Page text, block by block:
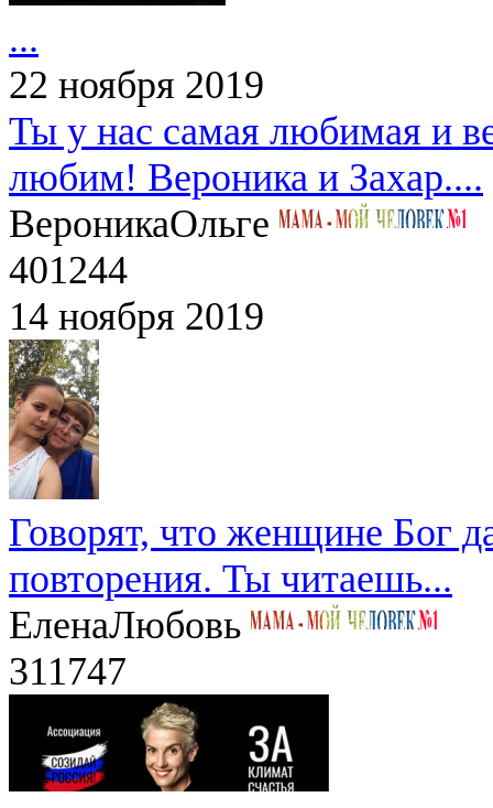
...
22 ноября 2019
Ты у нас самая любимая и
любим! Вероника и Захар....
ВероникаОльге
401244
14 ноября 2019
Говорят, что женщине Бог
повторения. Ты читаешь...
ЕленаЛюбовь
311747